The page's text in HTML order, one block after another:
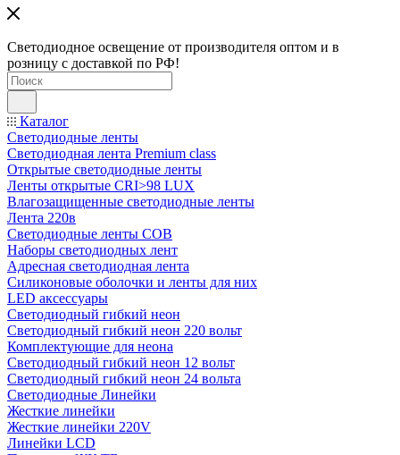
Светодиодное освещение от производителя оптом и в
розницу с доставкой по РФ!
Каталог
Светодиодные ленты
Светодиодная лента Premium class
Открытые светодиодные ленты
Ленты открытые CRI>98 LUX
Влагозащищенные светодиодные ленты
Лента 220в
Светодиодные ленты COB
Наборы светодиодных лент
Адресная светодиодная лента
Силиконовые оболочки и ленты для них
LED аксессуары
Светодиодный гибкий неон
Светодиодный гибкий неон 220 вольт
Комплектующие для неона
Светодиодный гибкий неон 12 вольт
Светодиодный гибкий неон 24 вольта
Светодиодные Линейки
Жесткие линейки
Жесткие линейки 220V
Линейки LCD